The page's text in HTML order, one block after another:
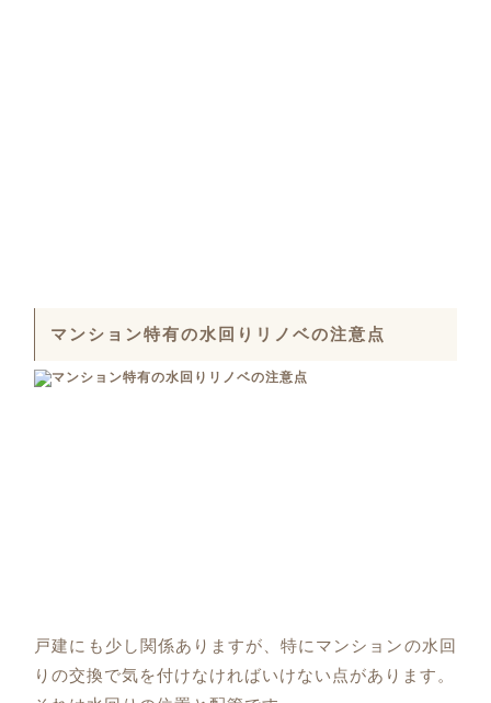
マンション特有の水回りリノベの注意点
戸建にも少し関係ありますが、特にマンションの水回
りの交換で気を付けなければいけない点があります。